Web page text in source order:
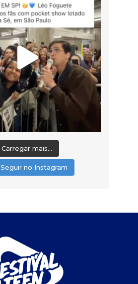
Carregar mais...
Seguir no Instagram